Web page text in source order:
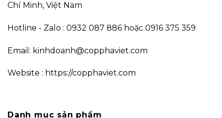
Chí Minh, Việt Nam
Hotline - Zalo : 0932 087 886 hoặc 0916 375 359
Email: kinhdoanh@copphaviet.com
Website : https://copphaviet.com
Danh mục sản phẩm